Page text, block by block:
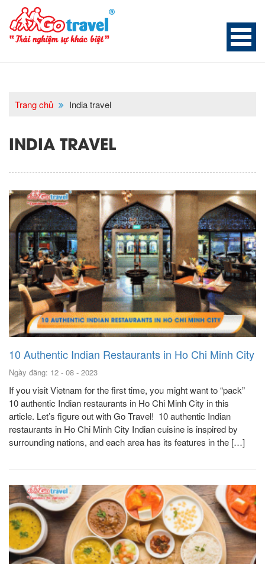
Trang chủ India travel
INDIA TRAVEL
10 Authentic Indian Restaurants in Ho Chi Minh City
Ngày đăng: 12 - 08 - 2023
If you visit Vietnam for the first time, you might want to “pack”
10 authentic Indian restaurants in Ho Chi Minh City in this
article. Let’s figure out with Go Travel! 10 authentic Indian
restaurants in Ho Chi Minh City Indian cuisine is inspired by
surrounding nations, and each area has its features in the […]